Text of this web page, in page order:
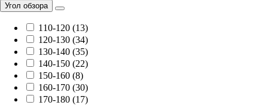
Угол обзора
110-120 (13)
120-130 (34)
130-140 (35)
140-150 (22)
150-160 (8)
160-170 (30)
170-180 (17)